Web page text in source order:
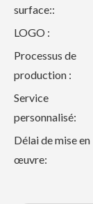
surface::
LOGO :
Processus de
production :
Service
personnalisé:
Délai de mise en
œuvre: